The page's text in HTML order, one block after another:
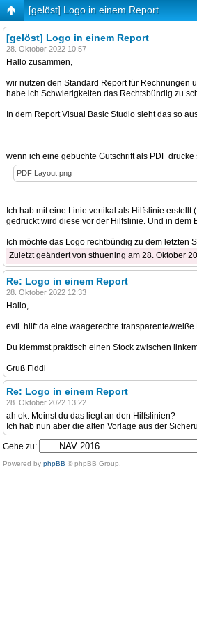
[gelöst] Logo in einem Report
[gelöst] Logo in einem Report
28. Oktober 2022 10:57
Hallo zusammen,
wir nutzen den Standard Report für Rechnungen
habe ich Schwierigkeiten das Rechtsbündig zu
In dem Report Visual Basic Studio sieht das so
wenn ich eine gebuchte Gutschrift als PDF drucke
PDF Layout.png
Ich hab mit eine Linie vertikal als Hilfslinie
gedruckt wird diese vor der Hilfslinie. Und in dem
Ich möchte das Logo rechtbündig zu dem letzten
Zuletzt geändert von sthuening am 28. Oktober
Re: Logo in einem Report
28. Oktober 2022 12:33
Hallo,
evtl. hilft da eine waagerechte transparente/
Du klemmst praktisch einen Stock zwischen
Gruß Fiddi
Re: Logo in einem Report
28. Oktober 2022 13:22
ah ok. Meinst du das liegt an den Hilfslinien?
Ich hab nun aber die alten Vorlage aus der
Gehe zu:
Powered by phpBB © phpBB Group.